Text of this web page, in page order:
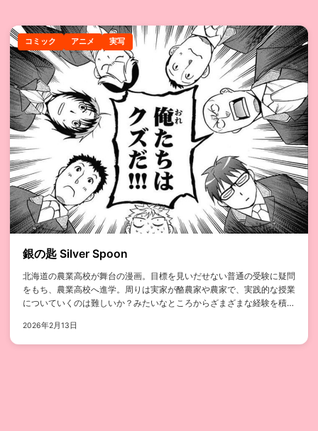
コミック アニメ 実写
銀の匙 Silver Spoon
北海道の農業高校が舞台の漫画。目標を見いだせない普通の受験に疑問
をもち、農業高校へ進学。周りは実家が酪農家や農家で、実践的な授業
についていくのは難しいか？みたいなところからざまざまな経験を積み
2026年2月13日